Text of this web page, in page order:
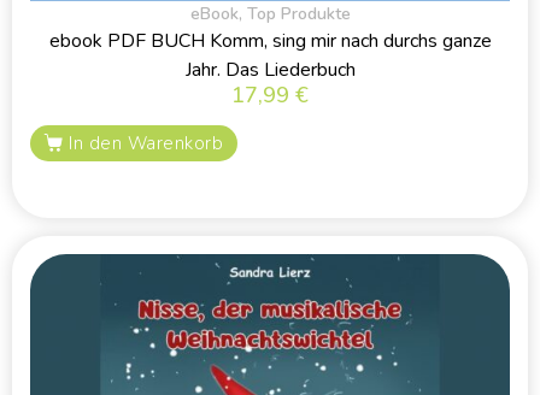
eBook, Top Produkte
ebook PDF BUCH Komm, sing mir nach durchs ganze
Jahr. Das Liederbuch
17,99 €
In den Warenkorb